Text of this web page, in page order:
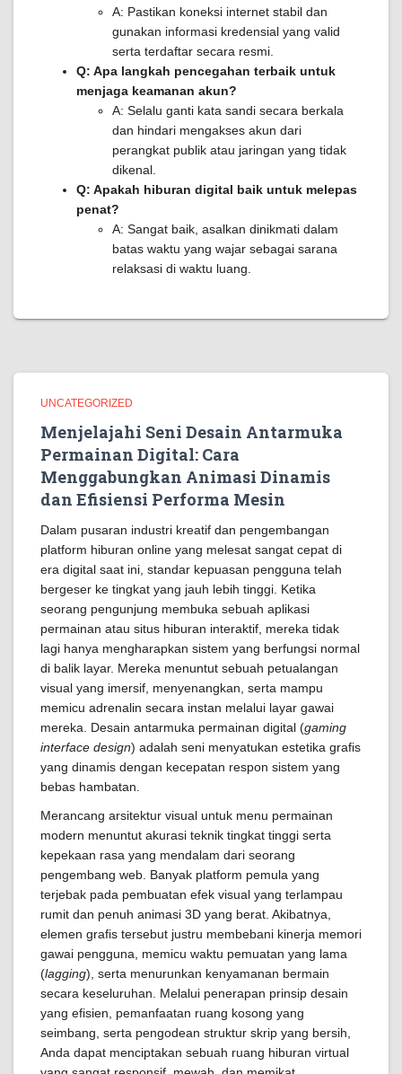
A: Pastikan koneksi internet stabil dan
gunakan informasi kredensial yang valid
serta terdaftar secara resmi.
Q: Apa langkah pencegahan terbaik untuk
menjaga keamanan akun?
A: Selalu ganti kata sandi secara berkala
dan hindari mengakses akun dari
perangkat publik atau jaringan yang tidak
dikenal.
Q: Apakah hiburan digital baik untuk melepas
penat?
A: Sangat baik, asalkan dinikmati dalam
batas waktu yang wajar sebagai sarana
relaksasi di waktu luang.
UNCATEGORIZED
Menjelajahi Seni Desain Antarmuka
Permainan Digital: Cara
Menggabungkan Animasi Dinamis
dan Efisiensi Performa Mesin
Dalam pusaran industri kreatif dan pengembangan
platform hiburan online yang melesat sangat cepat di
era digital saat ini, standar kepuasan pengguna telah
bergeser ke tingkat yang jauh lebih tinggi. Ketika
seorang pengunjung membuka sebuah aplikasi
permainan atau situs hiburan interaktif, mereka tidak
lagi hanya mengharapkan sistem yang berfungsi normal
di balik layar. Mereka menuntut sebuah petualangan
visual yang imersif, menyenangkan, serta mampu
memicu adrenalin secara instan melalui layar gawai
mereka. Desain antarmuka permainan digital (gaming
interface design) adalah seni menyatukan estetika grafis
yang dinamis dengan kecepatan respon sistem yang
bebas hambatan.
Merancang arsitektur visual untuk menu permainan
modern menuntut akurasi teknik tingkat tinggi serta
kepekaan rasa yang mendalam dari seorang
pengembang web. Banyak platform pemula yang
terjebak pada pembuatan efek visual yang terlampau
rumit dan penuh animasi 3D yang berat. Akibatnya,
elemen grafis tersebut justru membebani kinerja memori
gawai pengguna, memicu waktu pemuatan yang lama
(lagging), serta menurunkan kenyamanan bermain
secara keseluruhan. Melalui penerapan prinsip desain
yang efisien, pemanfaatan ruang kosong yang
seimbang, serta pengodean struktur skrip yang bersih,
Anda dapat menciptakan sebuah ruang hiburan virtual